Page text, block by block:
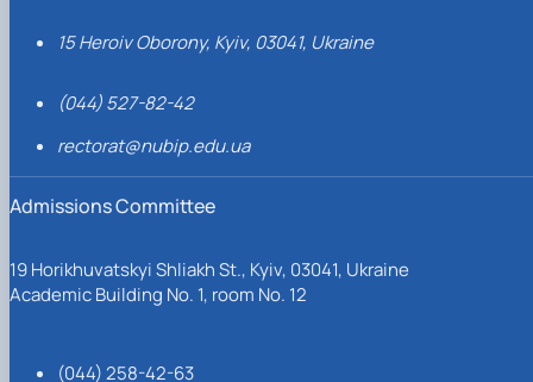
15 Heroiv Oborony, Kyiv, 03041, Ukraine
(044) 527-82-42
rectorat@nubip.edu.ua
Admissions Committee
19 Horikhuvatskyi Shliakh St., Kyiv, 03041, Ukraine
Academic Building No. 1, room No. 12
(044) 258-42-63